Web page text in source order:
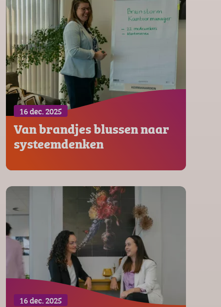
16 dec. 2025
Van brandjes blussen naar
systeemdenken
16 dec. 2025